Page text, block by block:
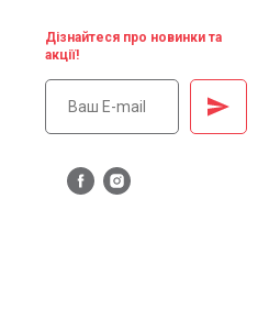
Дізнайтеся про новинки та
акції!